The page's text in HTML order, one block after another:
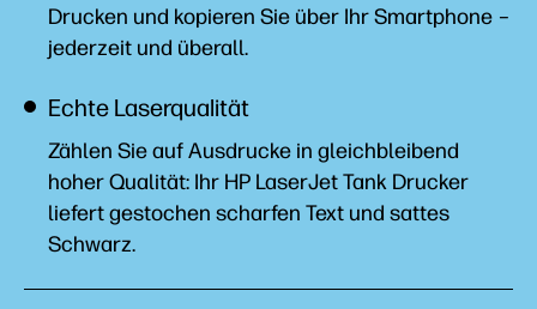
Drucken und kopieren Sie über Ihr Smartphone –
jederzeit und überall.
Echte Laserqualität
Zählen Sie auf Ausdrucke in gleichbleibend
hoher Qualität: Ihr HP LaserJet Tank Drucker
liefert gestochen scharfen Text und sattes
Schwarz.